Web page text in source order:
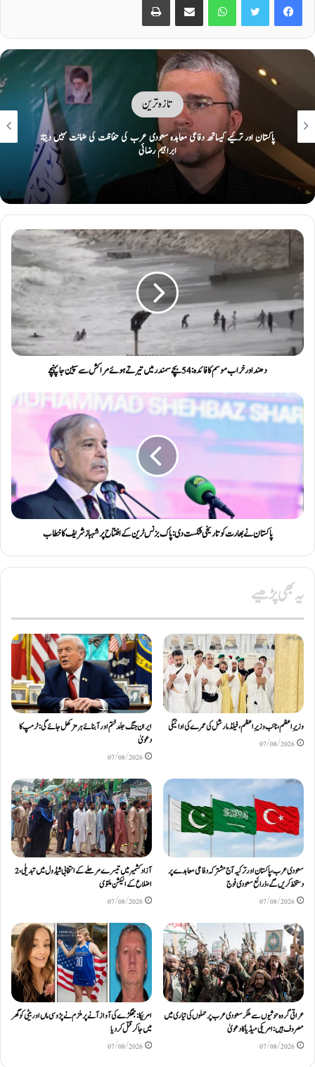
تازہ ترین
ایک پر حملہ سب پر حملہ تصور: مکہ کی سرزمین پر پاک، ترک سعودی دفاعی معاہدہ
طے
دھند اور خراب موسم کا فائدہ: 54 بچے سمندر میں تیرتے ہوئے مراکش سے سپین جا پہنچے
پاکستان نے بھارت کو تاریخی شکست دی: پاک بزنس ٹرین کے افتتاح پر شہباز شریف کا خطاب
یہ بھی پڑھیے
وزیرِاعظم، نائب وزیرِ اعظم، فیلڈ مارشل کی عمرے کی ادائیگی
07/08/2026
ایران جنگ جلد ختم اور آبنائے ہرمز کھل جائے گی: ٹرمپ کا
دعویٰ
07/08/2026
سعودی عرب، پاکستان اور ترکیہ آج مشترکہ دفاعی معاہدے پر
دستخط کریں گے، ذرائع سعودی فوج
07/08/2026
آزادکشمیر میں تیسرے مرحلے کے انتخابی شیڈول میں تبدیلی، 2
اضلاع کے الیکشن ملتوی
07/08/2026
عراقی گروہ حوثیوں سے ملکر سعودی عرب پر حملوں کی تیاری میں
مصروف ہیں: امریکی میڈیا کا دعویٰ
07/08/2026
امریکا: جھگڑے کی آواز آنے پر ملزم نے پڑوسی ماں اور بیٹی کو گھر
میں جا کر قتل کر دیا
07/08/2026